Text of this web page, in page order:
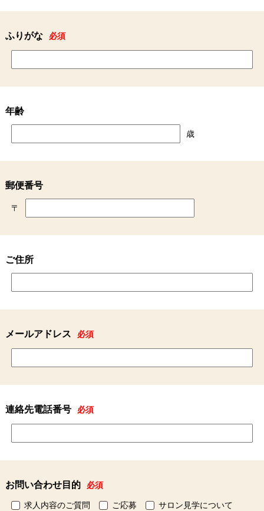
ふりがな 必須
年齢
歳
郵便番号
〒
ご住所
メールアドレス 必須
連絡先電話番号 必須
お問い合わせ目的 必須
求人内容のご質問 ご応募
サロン見学について